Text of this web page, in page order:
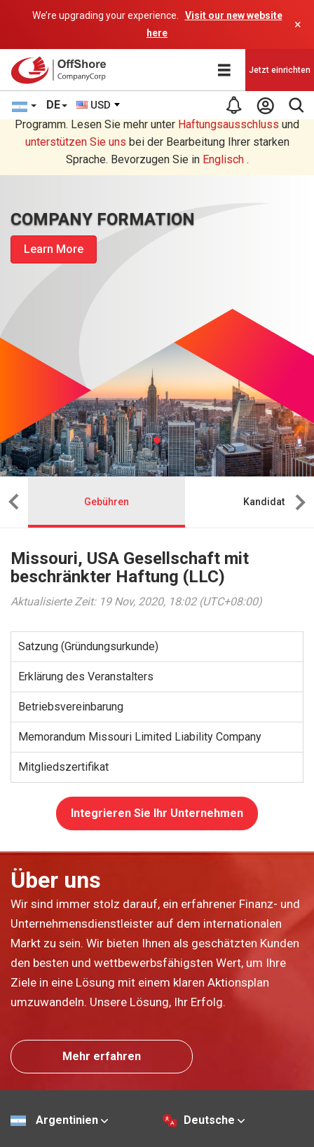
We’re upgrading your experience.
Visit our new website
here
×
DE USD
Jetzt einrichten
Sie lesen eine Deutsche Übersetzung durch ein AI-
Programm. Lesen Sie mehr unter Haftungsausschluss und
unterstützen Sie uns bei der Bearbeitung Ihrer starken
Sprache. Bevorzugen Sie in Englisch.
COMPANY FORMATION
Learn More
Gebühren Kandidat
Missouri, USA Gesellschaft mit
beschränkter Haftung (LLC)
Aktualisierte Zeit: 19 Nov, 2020, 18:02 (UTC+08:00)
Satzung (Gründungsurkunde)
Erklärung des Veranstalters
Betriebsvereinbarung
Memorandum Missouri Limited Liability Company
Mitgliedszertifikat
Integrieren Sie Ihr Unternehmen
Über uns
Wir sind immer stolz darauf, ein erfahrener Finanz- und
Unternehmensdienstleister auf dem internationalen
Markt zu sein. Wir bieten Ihnen als geschätzten Kunden
den besten und wettbewerbsfähigsten Wert, um Ihre
Ziele in eine Lösung mit einem klaren Aktionsplan
umzuwandeln. Unsere Lösung, Ihr Erfolg.
Mehr erfahren
Argentinien Deutsche